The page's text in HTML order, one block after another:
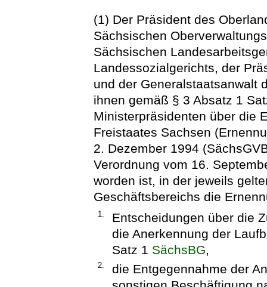
(1) Der Präsident des
Sächsischen
Sächsischen
Landessozialgerichts, der
und der Generalstaatsanwalt
ihnen gemäß § 3 Absatz 1
Ministerpräsidenten über die
Freistaates Sachsen
2. Dezember 1994
Verordnung vom 16.
worden ist, in der jeweils
Geschäftsbereichs die
1.
Entscheidungen über die
die Anerkennung der
Satz 1 SächsBG,
2.
die Entgegennahme der